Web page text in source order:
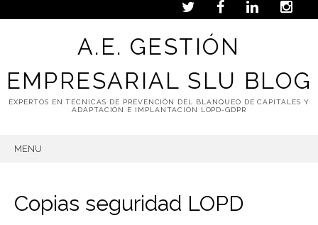
A.E. GESTIÓN
EMPRESARIAL SLU BLOG
EXPERTOS EN TÉCNICAS DE PREVENCIÓN DEL BLANQUEO DE CAPITALES Y
ADAPTACIÓN E IMPLANTACIÓN LOPD-GDPR
MENU
Copias seguridad LOPD